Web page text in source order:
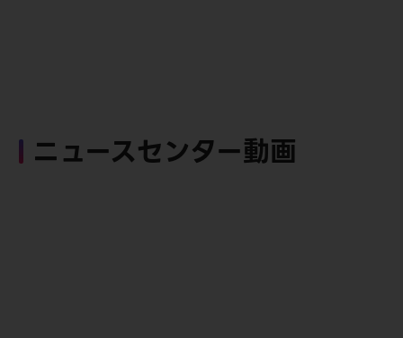
ニュースセンター動画